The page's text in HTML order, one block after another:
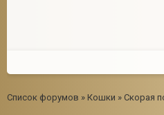
Список форумов » Кошки » Скорая